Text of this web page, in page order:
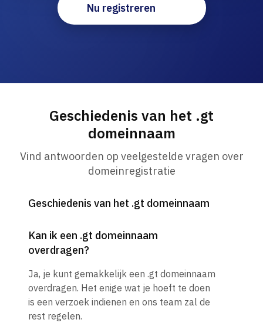
Nu registreren
Geschiedenis van het .gt
domeinnaam
Vind antwoorden op veelgestelde vragen over
domeinregistratie
Geschiedenis van het .gt domeinnaam
Kan ik een .gt domeinnaam
overdragen?
Ja, je kunt gemakkelijk een .gt domeinnaam
overdragen. Het enige wat je hoeft te doen
is een verzoek indienen en ons team zal de
rest regelen.